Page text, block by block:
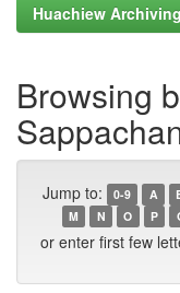
Huachiew
Browsing
Jump to: 0-9 A
M
N O P
or enter first few